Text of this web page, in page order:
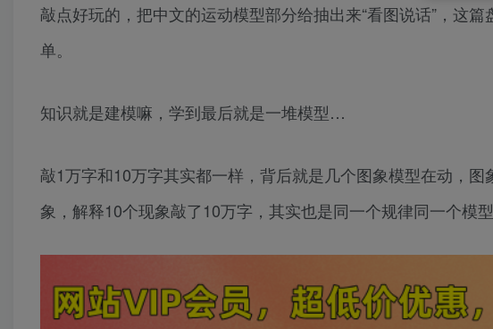
敲点好玩的，把中文的运动模型部分给抽出来“看图说话”，这
单。
知识就是建模嘛，学到最后就是一堆模型…
敲1万字和10万字其实都一样，背后就是几个图象模型在动，
象，解释10个现象敲了10万字，其实也是同一个规律同一个模型